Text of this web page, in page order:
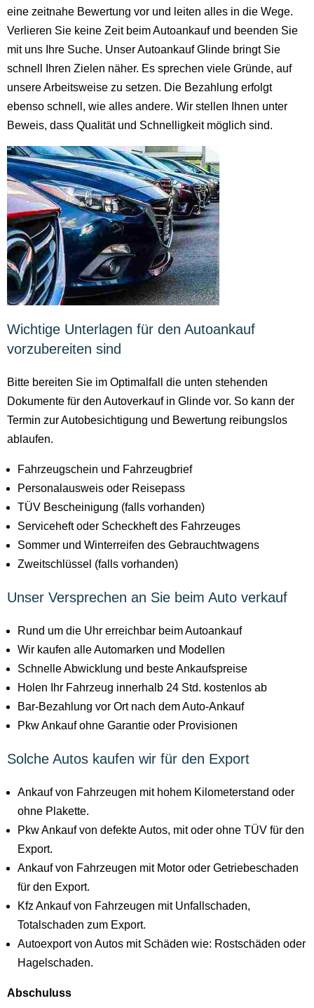
eine zeitnahe Bewertung vor und leiten alles in die Wege.
Verlieren Sie keine Zeit beim Autoankauf und beenden Sie
mit uns Ihre Suche. Unser Autoankauf Glinde bringt Sie
schnell Ihren Zielen näher. Es sprechen viele Gründe, auf
unsere Arbeitsweise zu setzen. Die Bezahlung erfolgt
ebenso schnell, wie alles andere. Wir stellen Ihnen unter
Beweis, dass Qualität und Schnelligkeit möglich sind.
Wichtige Unterlagen für den Autoankauf
vorzubereiten sind
Bitte bereiten Sie im Optimalfall die unten stehenden
Dokumente für den Autoverkauf in Glinde vor. So kann der
Termin zur Autobesichtigung und Bewertung reibungslos
ablaufen.
Fahrzeugschein und Fahrzeugbrief
Personalausweis oder Reisepass
TÜV Bescheinigung (falls vorhanden)
Serviceheft oder Scheckheft des Fahrzeuges
Sommer und Winterreifen des Gebrauchtwagens
Zweitschlüssel (falls vorhanden)
Unser Versprechen an Sie beim Auto verkauf
Rund um die Uhr erreichbar beim Autoankauf
Wir kaufen alle Automarken und Modellen
Schnelle Abwicklung und beste Ankaufspreise
Holen Ihr Fahrzeug innerhalb 24 Std. kostenlos ab
Bar-Bezahlung vor Ort nach dem Auto-Ankauf
Pkw Ankauf ohne Garantie oder Provisionen
Solche Autos kaufen wir für den Export
Ankauf von Fahrzeugen mit hohem Kilometerstand oder
ohne Plakette.
Pkw Ankauf von defekte Autos, mit oder ohne TÜV für den
Export.
Ankauf von Fahrzeugen mit Motor oder Getriebeschaden
für den Export.
Kfz Ankauf von Fahrzeugen mit Unfallschaden,
Totalschaden zum Export.
Autoexport von Autos mit Schäden wie: Rostschäden oder
Hagelschaden.
Abschuluss